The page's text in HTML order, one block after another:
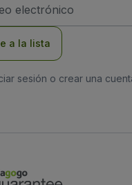
a la lista
sesión o crear una